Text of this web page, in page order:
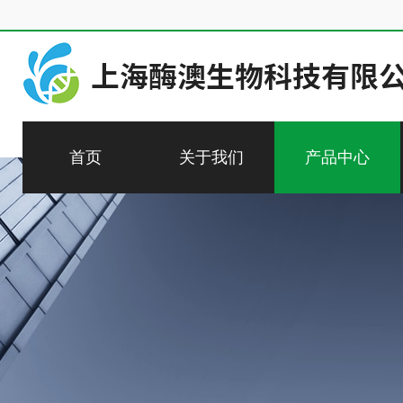
首页 关于我们 产品中心